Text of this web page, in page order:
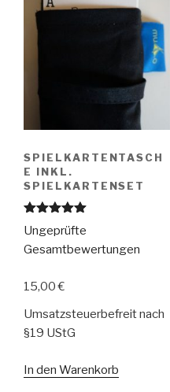
Varianten
auf.
Die
Optionen
können
auf
der
gewählt
werden
SPIELKARTENTASCH
E INKL.
SPIELKARTENSET
Bewertet
mit5.00
von 5
Ungeprüfte
Gesamtbewertungen
15,00€
Umsatzsteuerbefreit nach
§19 UStG
In den Warenkorb